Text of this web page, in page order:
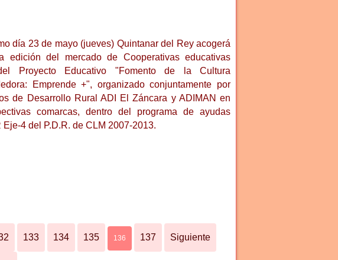
día 23 de mayo (jueves) Quintanar del Rey acogerá
edición del mercado de Cooperativas educativas
Proyecto Educativo "Fomento de la Cultura
Emprende +", organizado conjuntamente por
de Desarrollo Rural ADI El Záncara y ADIMAN en
comarcas, dentro del programa de ayudas
Eje-4 del P.D.R. de CLM 2007-2013.
133 134 135 136 137 Siguiente